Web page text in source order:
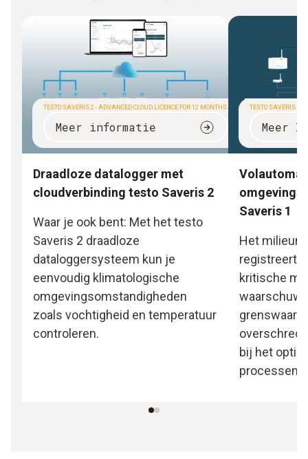
TESTO SAVERIS 2 - ADVANCED CLOUD LICENCE FOR 12 MONTHS
Meer informatie
Draadloze datalogger met
cloudverbinding testo Saveris 2
Waar je ook bent: Met het testo
Saveris 2 draadloze
dataloggersysteem kun je
eenvoudig klimatologische
omgevingsomstandigheden
zoals vochtigheid en temperatuur
controleren.
TESTO SAVERIS 1
Meer
Saveris 1
Het
registreert
kritische
bij het
processen.